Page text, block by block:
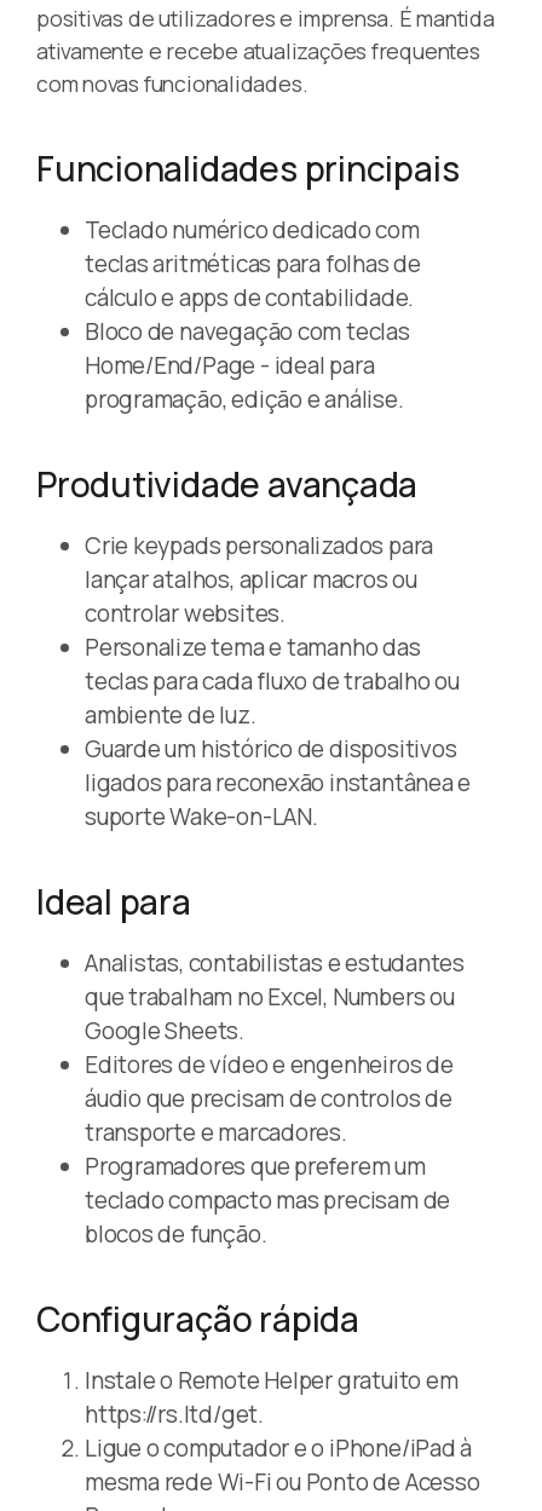
positivas de utilizadores e imprensa. É mantida
ativamente e recebe atualizações frequentes
com novas funcionalidades.
Funcionalidades principais
Teclado numérico dedicado com
teclas aritméticas para folhas de
cálculo e apps de contabilidade.
Bloco de navegação com teclas
Home/End/Page - ideal para
programação, edição e análise.
Produtividade avançada
Crie keypads personalizados para
lançar atalhos, aplicar macros ou
controlar websites.
Personalize tema e tamanho das
teclas para cada fluxo de trabalho ou
ambiente de luz.
Guarde um histórico de dispositivos
ligados para reconexão instantânea e
suporte Wake-on-LAN.
Ideal para
Analistas, contabilistas e estudantes
que trabalham no Excel, Numbers ou
Google Sheets.
Editores de vídeo e engenheiros de
áudio que precisam de controlos de
transporte e marcadores.
Programadores que preferem um
teclado compacto mas precisam de
blocos de função.
Configuração rápida
Instale o Remote Helper gratuito em
https://rs.ltd/get.
Ligue o computador e o iPhone/iPad à
mesma rede Wi-Fi ou Ponto de Acesso